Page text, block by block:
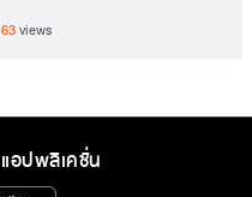
63views
แอปพลิเคชั่น